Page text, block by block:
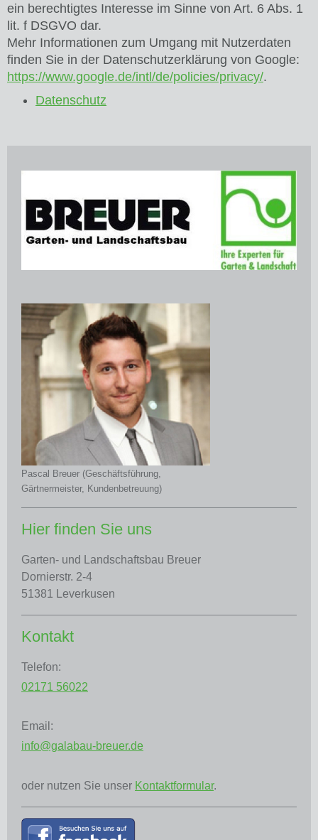
ein berechtigtes Interesse im Sinne von Art. 6 Abs. 1
lit. f DSGVO dar.
Mehr Informationen zum Umgang mit Nutzerdaten
finden Sie in der Datenschutzerklärung von Google:
https://www.google.de/intl/de/policies/privacy/.
Datenschutz
Pascal Breuer (Geschäftsführung,
Gärtnermeister, Kundenbetreuung)
Hier finden Sie uns
Garten- und Landschaftsbau Breuer
Dornierstr. 2-4
51381
Leverkusen
Kontakt
Telefon:
02171 56022
Email:
info@galabau-breuer.de
oder nutzen Sie unser Kontaktformular.